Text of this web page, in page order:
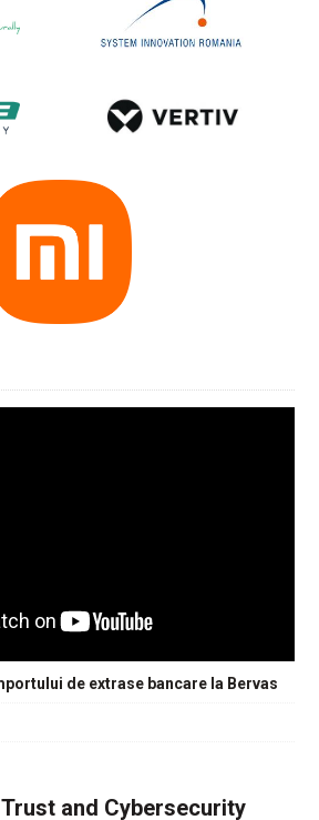
de extrase bancare la Bervas
and Cybersecurity